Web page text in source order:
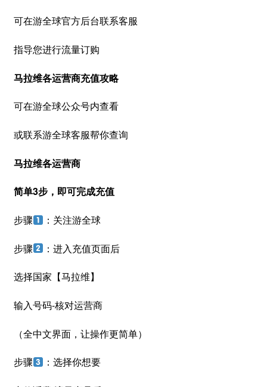
可在游全球官方后台联系客服
指导您进行流量订购
马拉维各运营商充值攻略
可在游全球公众号内查看
或联系游全球客服帮你查询
马拉维各运营商
简单3步，即可完成充值
步骤 ：关注游全球
步骤 ：进入充值页面后
选择国家【马拉维】
输入号码-核对运营商
（全中文界面，让操作更简单）
步骤 ：选择你想要